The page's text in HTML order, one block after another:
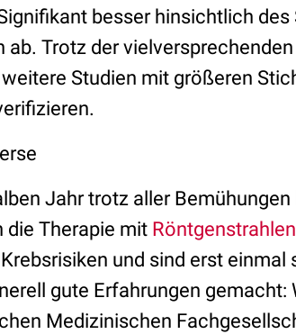
besser hinsichtlich
Trotz der
Studien mit größeren
Jahr trotz aller
die Therapie mit Röntgenstrahlen
und sind erst
gute Erfahrungen
Medizinischen